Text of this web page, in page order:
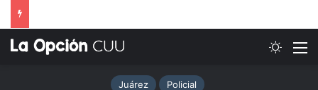
Juárez Policial